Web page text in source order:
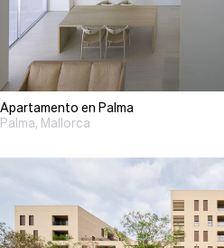
Apartamento en Palma
Palma, Mallorca